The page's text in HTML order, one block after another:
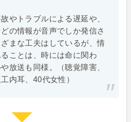
やトラブルによる遅延や、
の情報が音声でしか発信さ
まな工夫はしているが、情
ことは、時には命に関わ
放送も同様。（聴覚障害、
内耳、40代女性）